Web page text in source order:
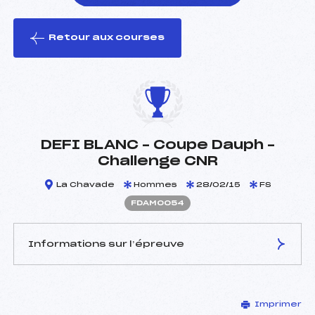
le ski
Retour aux courses
DEFI BLANC – Coupe Dauph –
Challenge CNR
La Chavade Hommes 28/02/15 FS
FDAM0054
Informations sur l’épreuve
DURAND POUDRET
Imprimer